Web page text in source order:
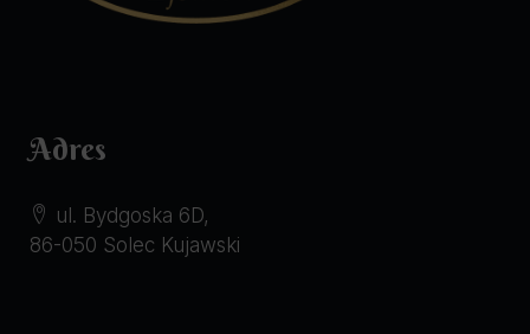
Adres
ul. Bydgoska 6D,
86-050 Solec Kujawski